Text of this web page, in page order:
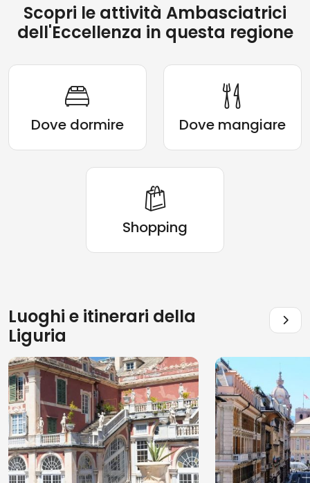
Scopri le attività Ambasciatrici
dell'Eccellenza in questa regione
Dove dormire Dove mangiare
Shopping
Luoghi e itinerari della
Liguria